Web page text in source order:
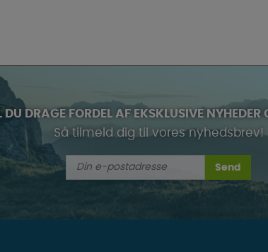
DU DRAGE FORDEL AF EKSKLUSIVE NYHEDER
Så tilmeld dig til vores nyhedsbrev!
Send